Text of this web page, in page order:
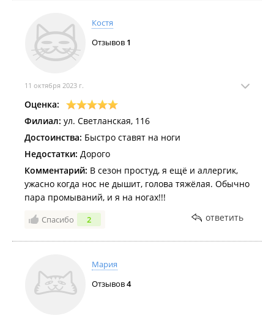
Костя
Отзывов 1
11 октября 2023 г.
Оценка:
Филиал: ул. Светланская, 116
Достоинства: Быстро ставят на ноги
Недостатки: Дорого
Комментарий: В сезон простуд, я ещё и аллергик,
ужасно когда нос не дышит, голова тяжёлая. Обычно
пара промываний, и я на ногах!!!
Спасибо 2 ответить
Мария
Отзывов4